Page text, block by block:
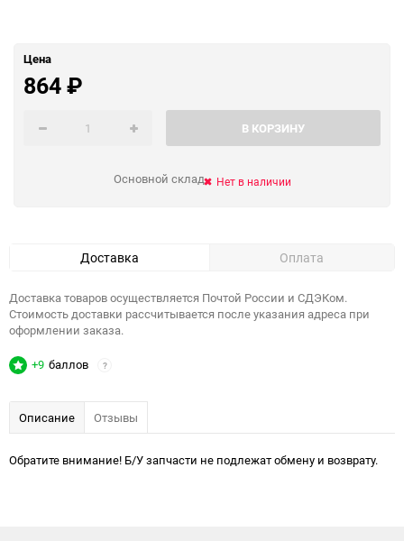
Цена
864₽
В КОРЗИНУ
Основной склад Нет в наличии
Доставка Оплата
Доставка товаров осуществляется Почтой России и СДЭКом.
Стоимость доставки рассчитывается после указания адреса при
оформлении заказа.
+9 баллов ?
Описание Отзывы
Обратите внимание! Б/У запчасти не подлежат обмену и возврату.